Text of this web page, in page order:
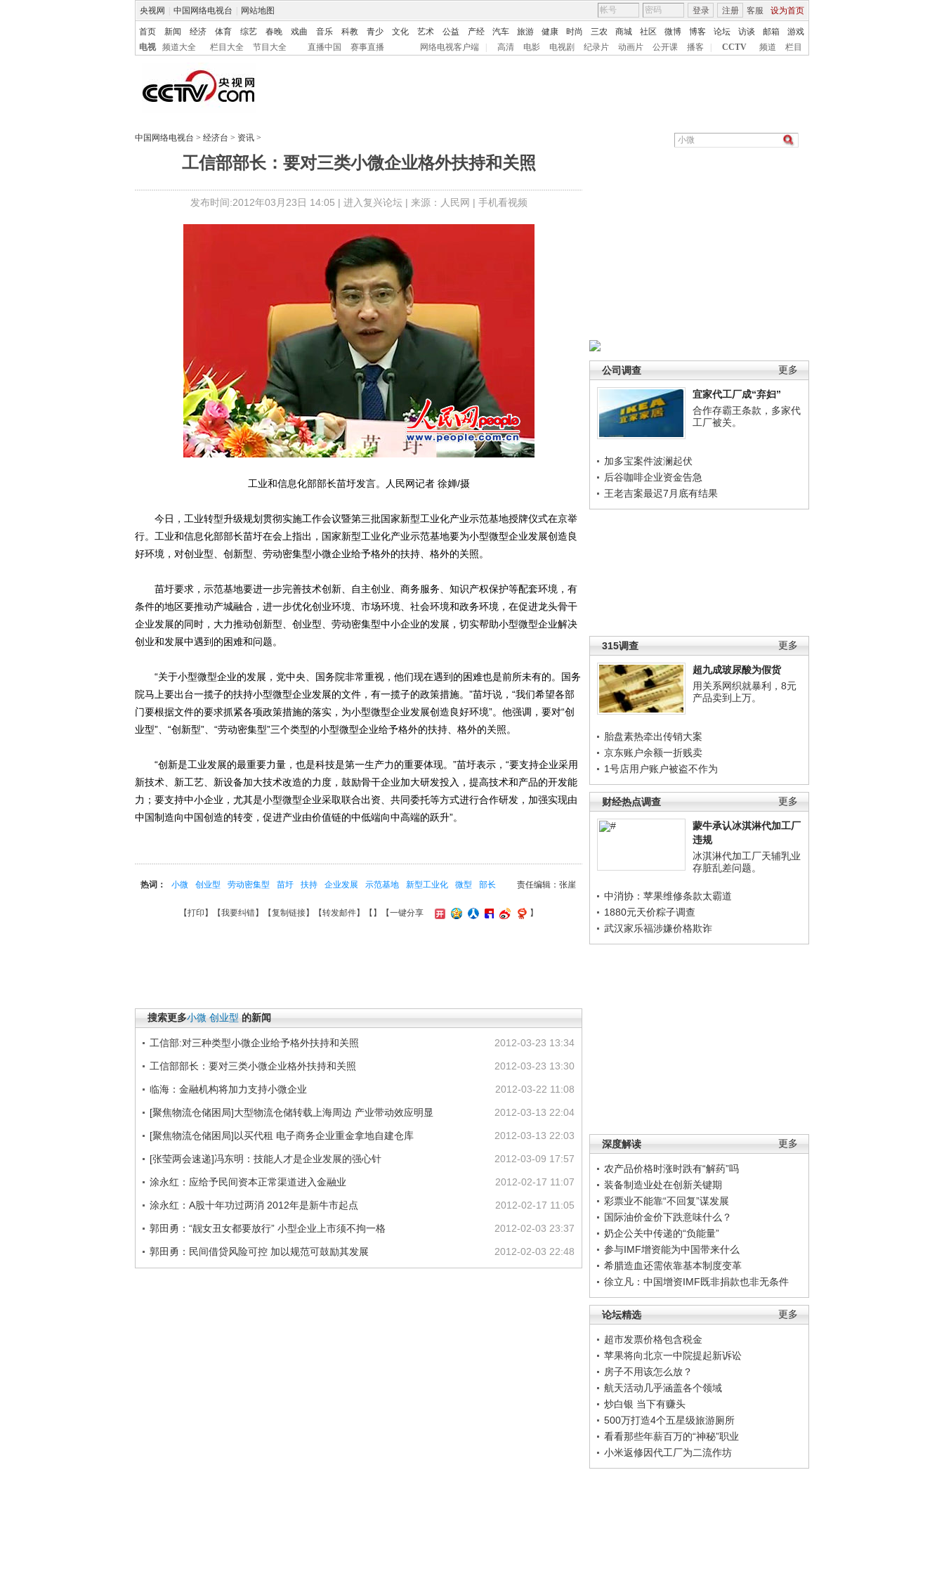
央视网 中国网络电视台 网站地图 客服 设为首页
登录 注册
首页 新闻 经济 体育 综艺 春晚 戏曲 音乐 科教 青少 文化 艺术 公益 产经 汽车 旅游 健康 时尚 三农 商城 社区 微博 博客 论坛 访谈 邮箱
游戏
电视
频道大全 栏目大全 节目大全 直播中国 赛事直播 网络电视客户端 高清 电影 电视剧 纪录片 动画片 公开课 播客 CCTV 频道 栏目
中国网络电视台 > 经济台 > 资讯 >
工信部部长：要对三类小微企业格外扶持和关照
发布时间:2012年03月23日 14:05 | 进入复兴论坛| 来源：人民网 | 手机看视频
更多
公司调查
宜家代工厂成“弃妇”
合作存霸王条款，多家代
工厂被关。
加多宝案件波澜起伏
后谷咖啡企业资金告急
王老吉案最迟7月底有结果
更多
315调查
超九成玻尿酸为假货
用关系网织就暴利，8元
产品卖到上万。
胎盘素热牵出传销大案
京东账户余额一折贱卖
1号店用户账户被盗不作为
更多
财经热点调查
蒙牛承认冰淇淋代加工厂
违规
冰淇淋代加工厂天辅乳业
存脏乱差问题。
中消协：苹果维修条款太霸道
1880元天价粽子调查
武汉家乐福涉嫌价格欺诈
更多
深度解读
农产品价格时涨时跌有“解药”吗
装备制造业处在创新关键期
彩票业不能靠“不回复”谋发展
国际油价金价下跌意味什么？
奶企公关中传递的“负能量”
参与IMF增资能为中国带来什么
希腊造血还需依靠基本制度变革
徐立凡：中国增资IMF既非捐款也非无条件
更多
论坛精选
超市发票价格包含税金
苹果将向北京一中院提起新诉讼
房子不用该怎么放？
航天活动几乎涵盖各个领域
炒白银 当下有赚头
500万打造4个五星级旅游厕所
看看那些年薪百万的“神秘”职业
小米返修因代工厂为二流作坊
工业和信息化部部长苗圩发言。人民网记者 徐婵/摄
今日，工业转型升级规划贯彻实施工作会议暨第三批国家新型工业化产业示范基地授牌仪式在京举
行。工业和信息化部部长苗圩在会上指出，国家新型工业化产业示范基地要为小型微型企业发展创造良
好环境，对创业型、创新型、劳动密集型小微企业给予格外的扶持、格外的关照。
苗圩要求，示范基地要进一步完善技术创新、自主创业、商务服务、知识产权保护等配套环境，有
条件的地区要推动产城融合，进一步优化创业环境、市场环境、社会环境和政务环境，在促进龙头骨干
企业发展的同时，大力推动创新型、创业型、劳动密集型中小企业的发展，切实帮助小型微型企业解决
创业和发展中遇到的困难和问题。
“关于小型微型企业的发展，党中央、国务院非常重视，他们现在遇到的困难也是前所未有的。国务
院马上要出台一揽子的扶持小型微型企业发展的文件，有一揽子的政策措施。”苗圩说，“我们希望各部
门要根据文件的要求抓紧各项政策措施的落实，为小型微型企业发展创造良好环境”。他强调，要对“创
业型”、“创新型”、“劳动密集型”三个类型的小型微型企业给予格外的扶持、格外的关照。
“创新是工业发展的最重要力量，也是科技是第一生产力的重要体现。”苗圩表示，“要支持企业采用
新技术、新工艺、新设备加大技术改造的力度，鼓励骨干企业加大研发投入，提高技术和产品的开发能
力；要支持中小企业，尤其是小型微型企业采取联合出资、共同委托等方式进行合作研发，加强实现由
中国制造向中国创造的转变，促进产业由价值链的中低端向中高端的跃升”。
责任编辑：张崖
热词： 小微 创业型 劳动密集型 苗圩 扶持 企业发展 示范基地 新型工业化 微型 部长
【打印 】【我要纠错】【复制链接】【转发邮件】【 】 【一键分享 】
搜索更多小微 创业型 的新闻
2012-03-23 13:34
工信部:对三种类型小微企业给予格外扶持和关照
2012-03-23 13:30
工信部部长：要对三类小微企业格外扶持和关照
2012-03-22 11:08
临海：金融机构将加力支持小微企业
2012-03-13 22:04
[聚焦物流仓储困局]大型物流仓储转载上海周边 产业带动效应明显
2012-03-13 22:03
[聚焦物流仓储困局]以买代租 电子商务企业重金拿地自建仓库
2012-03-09 17:57
[张莹两会速递]冯东明：技能人才是企业发展的强心针
2012-02-17 11:07
涂永红：应给予民间资本正常渠道进入金融业
2012-02-17 11:05
涂永红：A股十年功过两消 2012年是新牛市起点
2012-02-03 23:37
郭田勇：“靓女丑女都要放行” 小型企业上市须不拘一格
2012-02-03 22:48
郭田勇：民间借贷风险可控 加以规范可鼓励其发展